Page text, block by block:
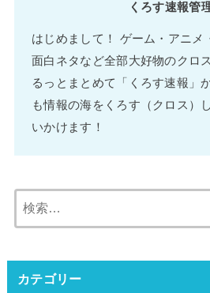
くろす速報管
はじめまして！ ゲーム・アニメ
面白ネタなど全部大好物のクロ
るっとまとめて「くろす速報」
も情報の海をくろす（クロス）
いかけます！
索:
カテゴリー